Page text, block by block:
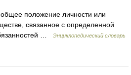
положение личности или
связанное с определенной
…
Энциклопедический словарь